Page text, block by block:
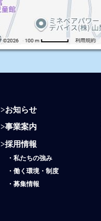
>お知らせ
>事業案内
>採用情報
・ 私たちの強み
・働く環境・制度
・ 募集情報